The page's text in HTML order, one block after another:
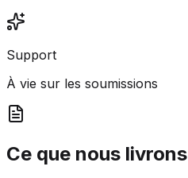
Support
À vie sur les soumissions
Ce que nous livrons